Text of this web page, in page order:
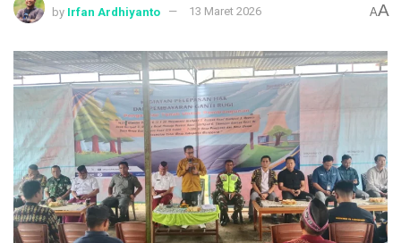
by Irfan Ardhiyanto 13 Maret 2026 AA